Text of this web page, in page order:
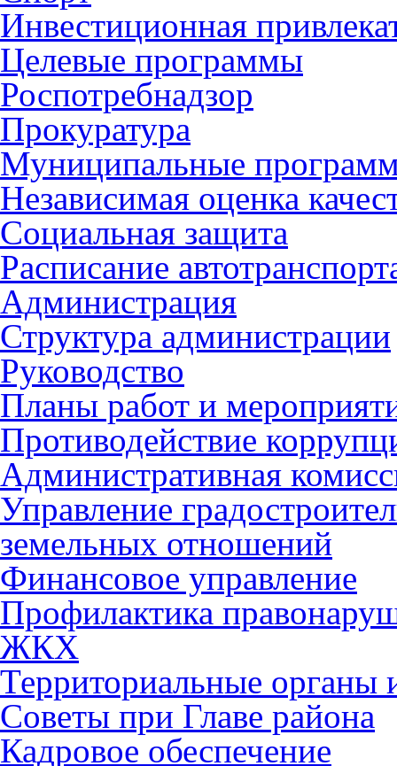
Инвестиционная
Целевые программы
Роспотребнадзор
Прокуратура
Муниципальные
Независимая оценка
Социальная защита
Расписание
Администрация
Структура администрации
Руководство
Планы работ и
Противодействие
Административная
Управление
земельных отношений
Финансовое управление
Профилактика
ЖКХ
Территориальные органы
Советы при Главе района
Кадровое обеспечение